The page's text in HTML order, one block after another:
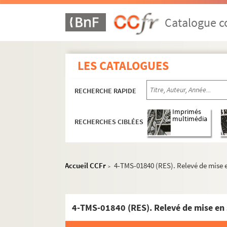
Catalogue
LES CATALOGUES
RECHERCHE RAPIDE
RECHERCHES CIBLÉES
Imprimés
multimédia
Accueil CCFr > 4-TMS-01840 (RES). Relevé de mise
4-TMS-01840 (RES). Relevé de mise en
Jules Chancel, Henri de Gorsse. Madame
Ernest Blum, Raoul Toché. Madame
Victorien Sardou, Émile Moreau. Madame
Jean Sarment. Madelon : comédie en 4
Jacques Deval. Mademoiselle : comédie en 3
Maurice Champagne. Mademoiselle Aurore
Alexandre Dumas. Mademoiselle de Belle-
Jules Sandeau. Mademoiselle de la Seiglière
André de Lorde, André Heuzé. La madone
Hermann Sudermann. Magda : pièce en 4